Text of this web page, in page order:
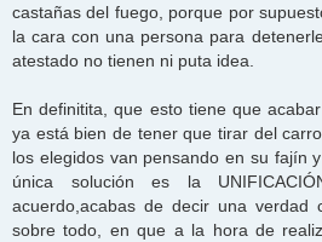
castañas del fuego, porque por
la cara con una persona para
atestado no tienen ni puta idea.
En definitita, que esto tiene que
ya está bien de tener que tirar del
los elegidos van pensando en su fajín
única solución es la
acuerdo,acabas de decir una verdad
sobre todo, en que a la hora de